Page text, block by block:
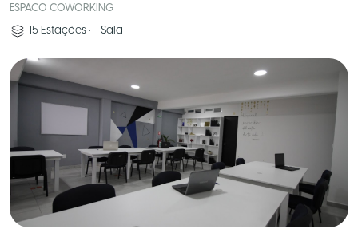
ESPACO COWORKING
15 Estações • 1 Sala